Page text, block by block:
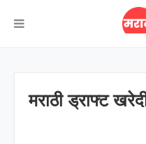
मराठी ड्राफ्ट